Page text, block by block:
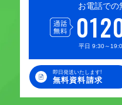
お電話での
平日 9:30～
即日発送いたします!
無料資料請求